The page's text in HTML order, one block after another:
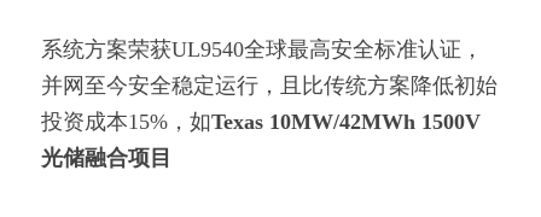
系统方案荣获UL9540全球最高安全标准认证，
并网至今安全稳定运行，且比传统方案降低初始
投资成本15%，如Texas 10MW/42MWh 1500V
光储融合项目